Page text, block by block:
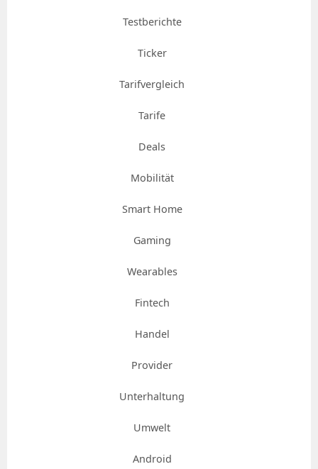
Testberichte
Ticker
Tarifvergleich
Tarife
Deals
Mobilität
Smart Home
Gaming
Wearables
Fintech
Handel
Provider
Unterhaltung
Umwelt
Android